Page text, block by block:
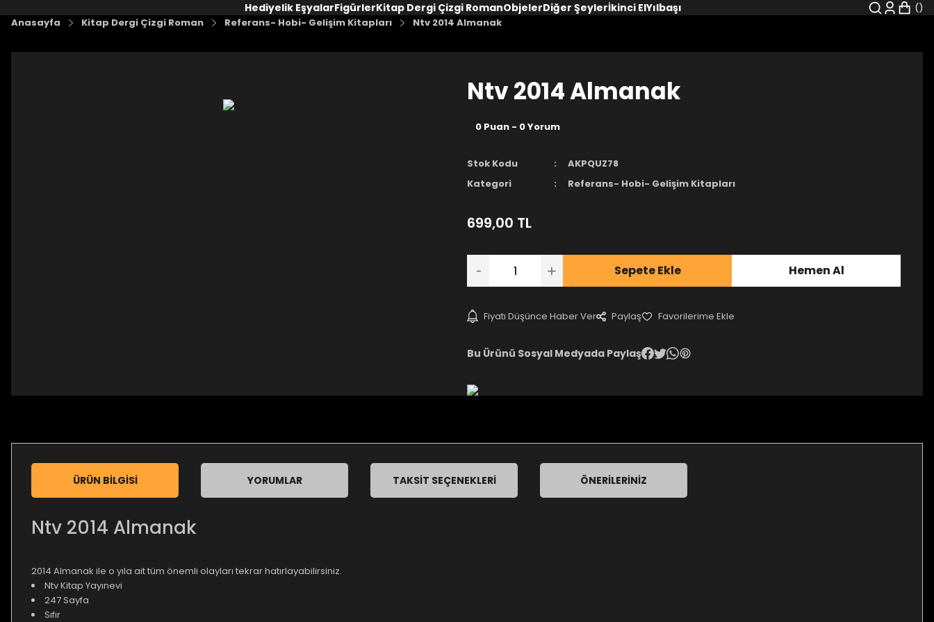
Hediyelik EşyalarFigürlerKitap Dergi Çizgi RomanObjelerDiğer Şeylerİkinci ElYılbaşı
Anasayfa Kitap Dergi Çizgi Roman Referans- Hobi- Gelişim Kitapları Ntv 2014 Almanak
Ntv 2014 Almanak
0 Puan - 0 Yorum
Stok Kodu
AKPQUZ78
Kategori
Referans- Hobi- Gelişim Kitapları
699,00 TL
Sepete Ekle Hemen Al
Fiyatı Düşünce Haber Ver Paylaş
Bu Ürünü Sosyal Medyada Paylaş
ÜRÜN BILGISI YORUMLAR TAKSIT SEÇENEKLERI ÖNERILERINIZ
Ntv 2014 Almanak
2014 Almanak ile o yıla ait tüm önemli olayları tekrar hatırlayabilirsiniz.
Ntv Kitap Yayınevi
247 Sayfa
Sıfır